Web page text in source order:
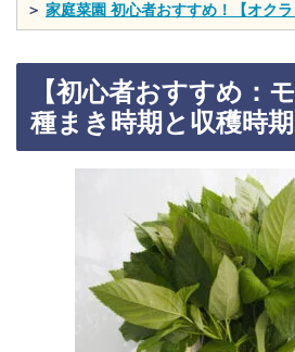
＞ 家庭菜園 初心者おすすめ！【オク
【初心者おすすめ：
種まき時期と収穫時期